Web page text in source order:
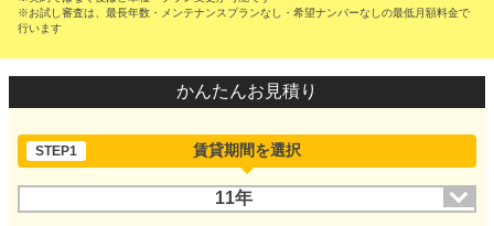
※お試し審査は、最長年数・メンテナンスプランなし・希望ナンバーなしの最低月額料金で
行います
かんたんお見積り
STEP1 賃貸期間を選択
11年